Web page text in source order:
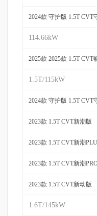
2024款 守护版 1.5T CVT
114.66kW
2025款 2025款 1.5T CVT
1.5T/115kW
2024款 守护版 1.5T CVT
2023款 1.5T CVT新潮版
2023款 1.5T CVT新潮
2023款 1.5T CVT新潮
2023款 1.5T CVT新动版
1.6T/145kW